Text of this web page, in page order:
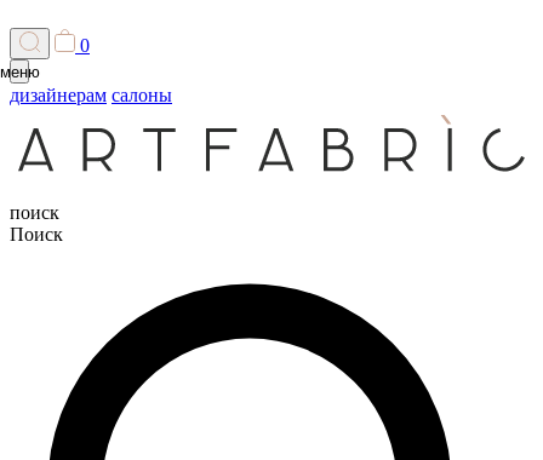
0
меню
дизайнерам салоны
поиск
Поиск